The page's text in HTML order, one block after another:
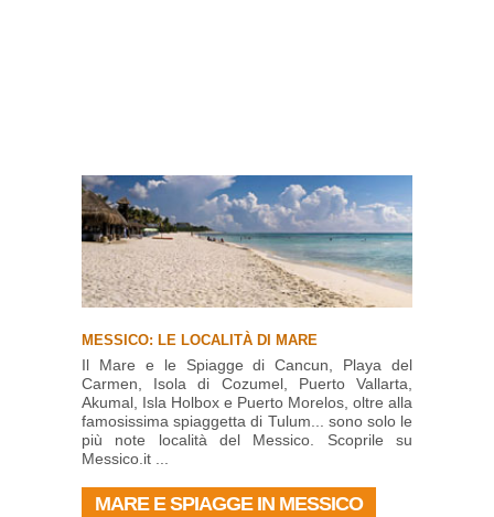
MESSICO: LE LOCALITÀ DI MARE
Il Mare e le Spiagge di Cancun, Playa del
Carmen, Isola di Cozumel, Puerto Vallarta,
Akumal, Isla Holbox e Puerto Morelos, oltre alla
famosissima spiaggetta di Tulum... sono solo le
più note località del Messico. Scoprile su
Messico.it ...
MARE E SPIAGGE IN MESSICO